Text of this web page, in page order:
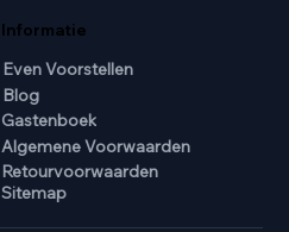
Informatie
Even Voorstellen
Blog
Gastenboek
Algemene Voorwaarden
Retourvoorwaarden
Sitemap